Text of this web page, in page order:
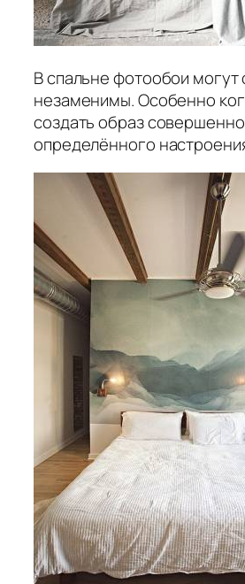
В спальне фотообои могут
незаменимы. Особенно
создать образ совершенно
определённого